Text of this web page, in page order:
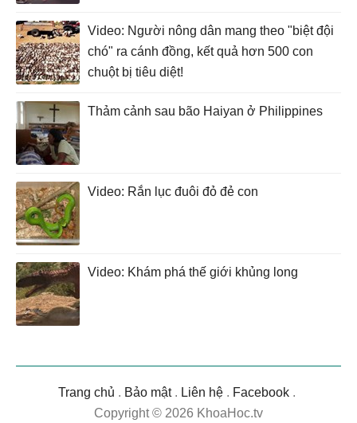
Video: Người nông dân mang theo "biệt đội
chó" ra cánh đồng, kết quả hơn 500 con
chuột bị tiêu diệt!
Thảm cảnh sau bão Haiyan ở Philippines
Video: Rắn lục đuôi đỏ đẻ con
Video: Khám phá thế giới khủng long
Trang chủ . Bảo mật. Liên hệ . Facebook .
Copyright © 2026 KhoaHoc.tv